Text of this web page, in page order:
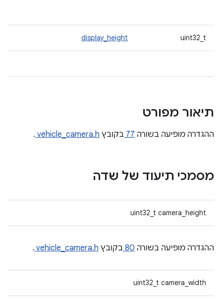
uint32_t
display_height
תיאור מפורט
ההגדרה מופיעה בשורה 77 בקובץ vehicle_camera.h
.
מסמכי תיעוד של שדה
uint32_t camera_height
ההגדרה מופיעה בשורה 80 בקובץ vehicle_camera.h
.
uint32_t camera_width